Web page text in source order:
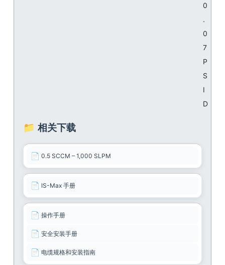
0
.
0
7
P
S
I
D
📁 相关下载
📄 0.5 SCCM – 1,000 SLPM
📄 IS-Max 手册
📄 操作手册
📄 安全安装手册
📄 电缆规格和安装指南